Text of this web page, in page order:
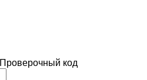
Проверочный код